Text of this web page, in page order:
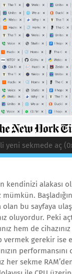
yeni sekmede aç
kendinizi alakası
mümkün.
bu sayfaya
oluyordur. Peki
hem de
vermek gerekir ise
her sekme